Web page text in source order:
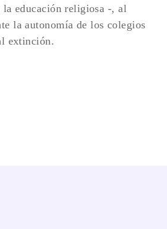
educación religiosa -, al
la autonomía de los colegios
extinción.